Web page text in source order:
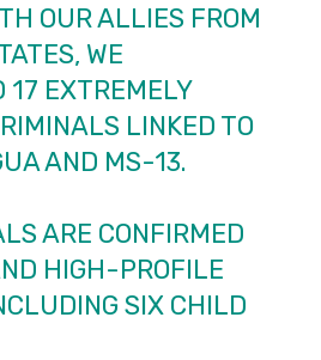
OUR ALLIES FROM
WE
17 EXTREMELY
LINKED TO
AND MS-13.
ARE CONFIRMED
HIGH-PROFILE
SIX CHILD